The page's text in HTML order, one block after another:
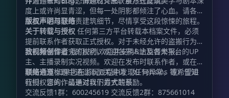
度上或许尚显青涩，但每一处阴影都倾注了心血。请各位
探员不必过分苛责建筑细节，尽情享受这段惊悚的旅程。
版权声明与联络
关于转载与授权 任何第三方平台转载本档案文件，必须
提前联系作者获取正式授权。对于未经允许的盗搬行为，
我们将保留追究的权利，欢迎各界人士监督举报。
致视频创作者我们热烈欢迎并支持B站及各大平台的UP
主、主播录制实况视频。欢迎在发布时联系作者，或在视
频简介及标题中通过添加关键词（如 Tensins 等）告知
我们，您的作品是对我们最大的鼓励。
联络通道如果您在游玩过程中发现任何异常，或希望进
行授权咨询，请通过以下方式联系：
交流反馈1群：600245619 交流反馈2群：875661014